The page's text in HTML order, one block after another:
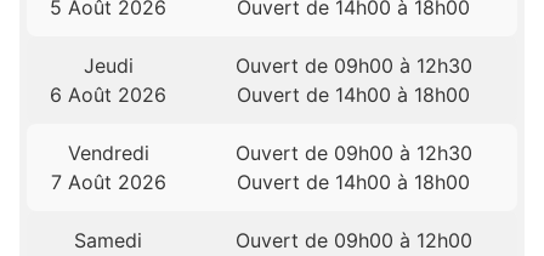
5 Août 2026
Ouvert de 14h00 à 18h00
Jeudi
6 Août 2026
Ouvert de 09h00 à 12h30
Ouvert de 14h00 à 18h00
Vendredi
7 Août 2026
Ouvert de 09h00 à 12h30
Ouvert de 14h00 à 18h00
Samedi
Ouvert de 09h00 à 12h00